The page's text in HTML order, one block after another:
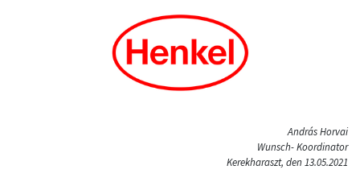
András Horvai
Wunsch- Koordinator
Kerekharaszt, den 13.05.2021